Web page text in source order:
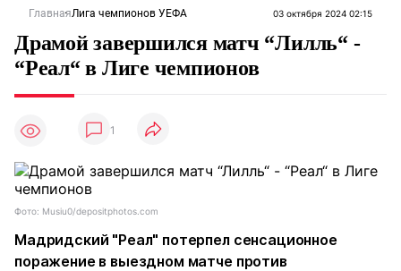
ГлавнаяЛига чемпионов УЕФА 03 октября 2024 02:15
Драмой завершился матч “Лилль“ -
“Реал“ в Лиге чемпионов
1
Фото: Musiu0/depositphotos.com
Мадридский "Реал" потерпел сенсационное
поражение в выездном матче против